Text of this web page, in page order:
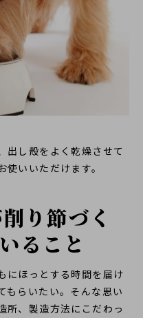
出し殻をよく乾燥させて
いいただけます。
り節づく
ること
にほっとする時間を届け
もらいたい。そんな思い
所、製造方法にこだわっ